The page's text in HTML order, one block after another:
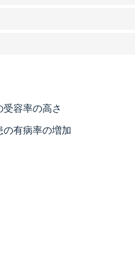
容率の高さ
の有病率の増加